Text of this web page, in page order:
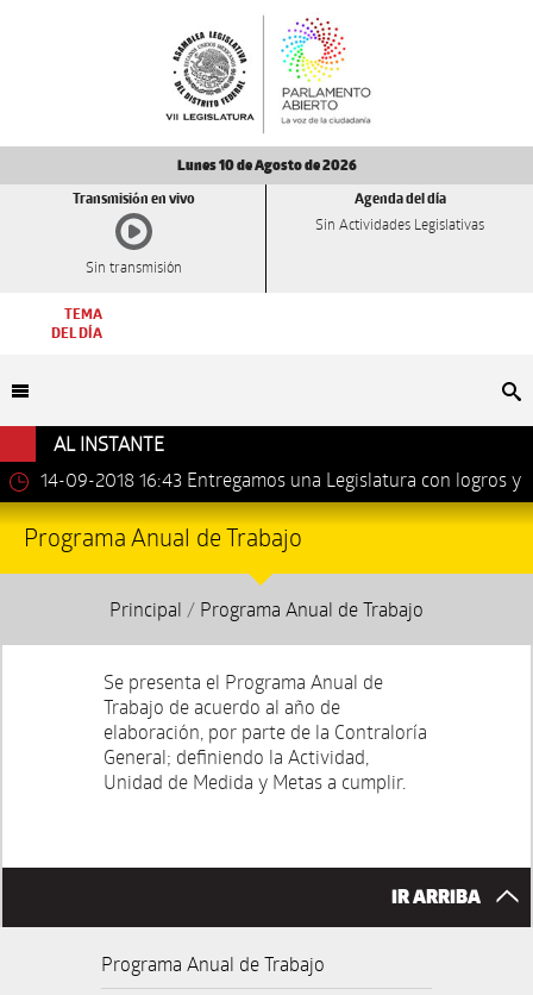
Lunes 10 de Agosto de 2026
Transmisión en vivo
Sin transmisión
Agenda del día
Sin Actividades Legislativas
TEMA
DEL DÍA
AL INSTANTE
14-09-2018 16:43 Entregamos una Legislatura con logros y
avances importantes: Dip. Leonel Luna Estrada.
Programa Anual de Trabajo
Principal / Programa Anual de Trabajo
Se presenta el Programa Anual de
Trabajo de acuerdo al año de
elaboración, por parte de la Contraloría
General; definiendo la Actividad,
Unidad de Medida y Metas a cumplir.
IR ARRIBA
Programa Anual de Trabajo